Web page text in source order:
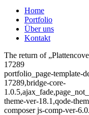
Home
Portfolio
Über uns
Kontakt
The return of
17289
portfolio_page-template-
17289,bridge-core-
theme-ver-18.1,qode-
composer js-comp-ver-